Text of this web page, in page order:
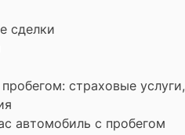
сделки
страховые услуги,
автомобиль с пробегом